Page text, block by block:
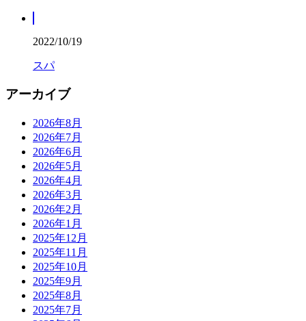
2022/10/19
スパ
アーカイブ
2026年8月
2026年7月
2026年6月
2026年5月
2026年4月
2026年3月
2026年2月
2026年1月
2025年12月
2025年11月
2025年10月
2025年9月
2025年8月
2025年7月